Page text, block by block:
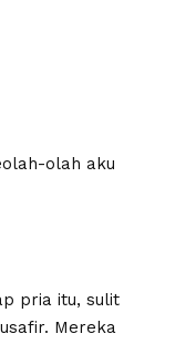
olah aku
pria itu, sulit
Mereka